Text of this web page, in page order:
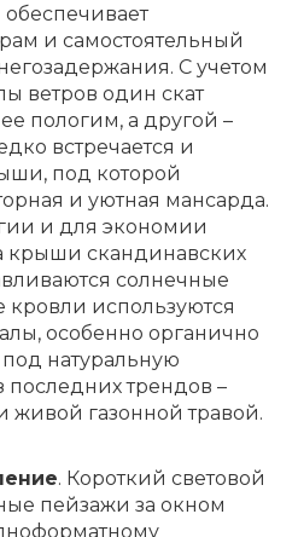
и самостоятельный
С учетом
ветров один скат
пологим, а другой –
встречается и
под которой
и уютная мансарда.
и для экономии
крыши скандинавских
солнечные
кровли используются
особенно органично
натуральную
трендов –
живой газонной травой.
. Короткий световой
пейзажи за окном